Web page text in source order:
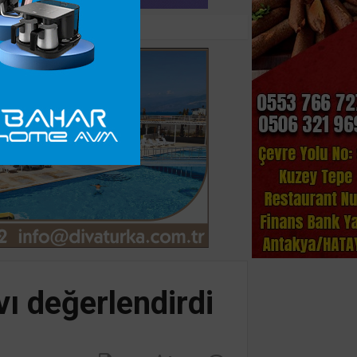
değerlendirdi